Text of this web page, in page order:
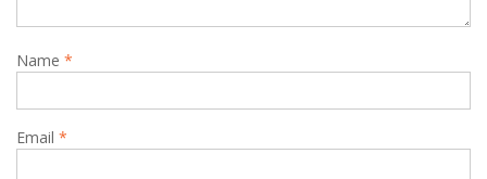
Name *
Email *